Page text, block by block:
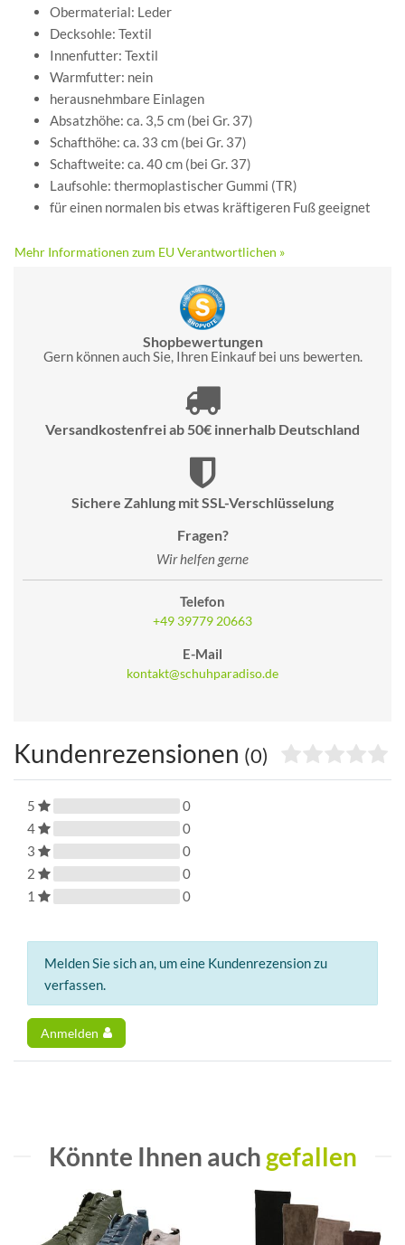
Obermaterial: Leder
Decksohle: Textil
Innenfutter: Textil
Warmfutter: nein
herausnehmbare Einlagen
Absatzhöhe: ca. 3,5 cm (bei Gr. 37)
Schafthöhe: ca. 33 cm (bei Gr. 37)
Schaftweite: ca. 40 cm (bei Gr. 37)
Laufsohle: thermoplastischer Gummi (TR)
für einen normalen bis etwas kräftigeren Fuß geeignet
Mehr Informationen zum EU Verantwortlichen »
Shopbewertungen
Gern können auch Sie, Ihren Einkauf bei uns bewerten.
Versandkostenfrei ab 50€ innerhalb Deutschland
Sichere Zahlung mit SSL-Verschlüsselung
Fragen?
Wir helfen gerne
Telefon
+49 39779 20663
E-Mail
kontakt@schuhparadiso.de
Kundenrezensionen (0)
5
0
4
0
3
0
2
0
1
0
Melden Sie sich an, um eine Kundenrezension zu
verfassen.
Anmelden
Könnte Ihnen auch gefallen